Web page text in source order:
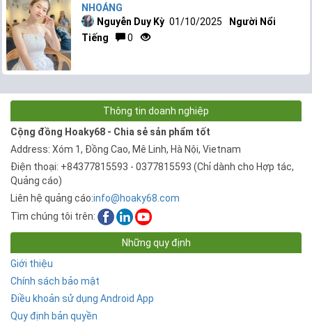
NHOÁNG
Nguyễn Duy Kỳ 01/10/2025
Người Nổi
Tiếng
0
Thông tin doanh nghiệp
Cộng đồng Hoaky68 - Chia sẻ sản phẩm tốt
Address: Xóm 1, Đồng Cao, Mê Linh, Hà Nội, Vietnam
Điện thoại: +84377815593 - 0377815593 (Chỉ dành cho Hợp tác,
Quảng cáo)
Liên hệ quảng cáo:info@hoaky68.com
Tìm chúng tôi trên:
Những quy định
Giới thiệu
Chính sách bảo mật
Điều khoản sử dụng Android App
Quy định bản quyền